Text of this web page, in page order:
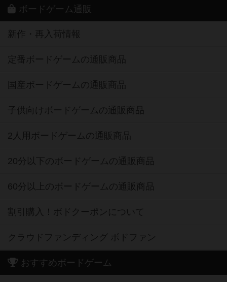
ボードゲーム通販
新作・再入荷情報
定番ボードゲームの通販商品
国産ボードゲームの通販商品
子供向けボードゲームの通販商品
2人用ボードゲームの通販商品
20分以下のボードゲームの通販商品
60分以上のボードゲームの通販商品
割引購入！ボドクーポンについて
クラウドファンディング ボドファン
おすすめボードゲーム